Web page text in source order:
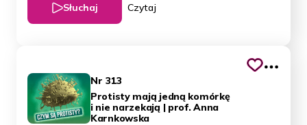
Słuchaj Czytaj
Nr 313
Protisty mają jedną komórkę
i nie narzekają | prof. Anna
Karnkowska